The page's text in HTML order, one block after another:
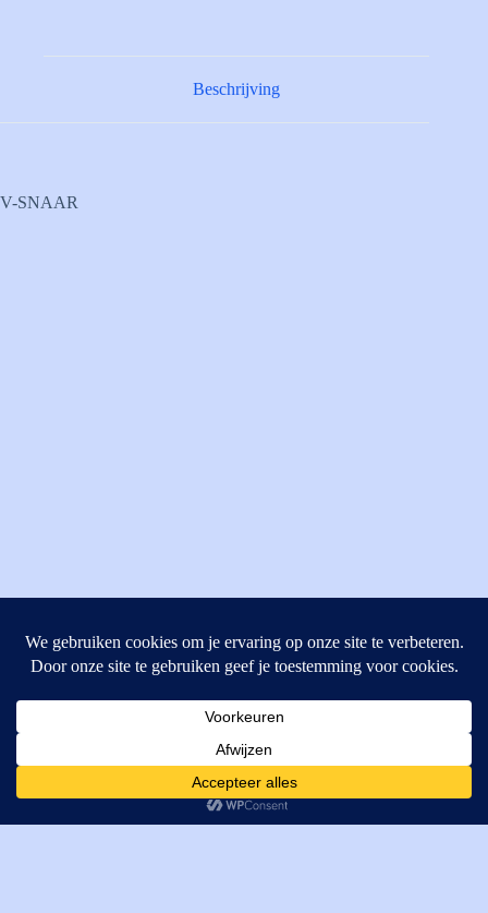
Beschrijving
V-SNAAR
4462GE, Goes
T: +31 (0) 111-484438
M:parts@mitechniek.nl
VAT: NL862802295B01
Cookies helpen ons bij het leveren van onze diensten. Door
gebruik te maken van onze diensten, gaat u akkoord met ons
gebruik van cookies.